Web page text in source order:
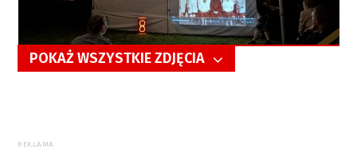
POKAŻ WSZYSTKIE ZDJĘCIA
REKLAMA